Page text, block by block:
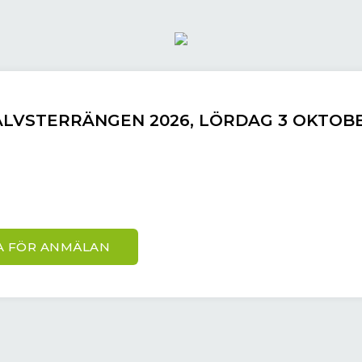
2026, LÖRDAG 3
FÖR ANMÄLAN